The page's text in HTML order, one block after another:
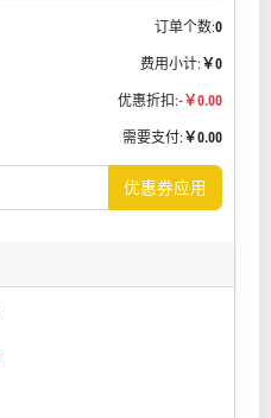
订单个数:0
费用小计: ￥0
优惠折扣:-￥0.00
需要支付: ￥0.00
优惠券应用